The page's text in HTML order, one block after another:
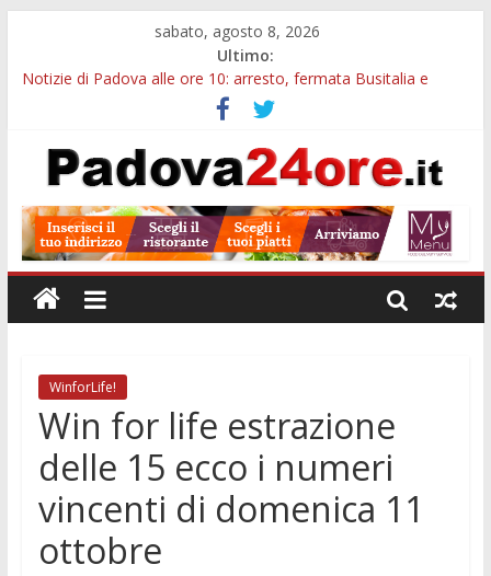
sabato, agosto 8, 2026
Ultimo:
Notizie di Padova alle ore 10: arresto, fermata Busitalia e
Notizie di Padova alle ore 23: maltrattamenti, arresto a
Limena e progetto Cool Shop
Bando sicurezza urbana Veneto: 650mila euro per Comuni e
Sicurezza esodo estivo Padova: più controlli su strade, stazioni
e treni
Bonus trasporto pubblico Veneto: 200 euro per l’abbonamento
annuale
WinforLife!
Win for life estrazione
delle 15 ecco i numeri
vincenti di domenica 11
ottobre